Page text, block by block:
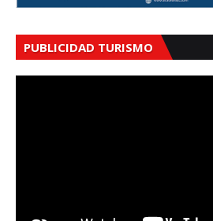
PUBLICIDAD TURISMO